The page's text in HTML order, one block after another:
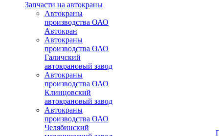
Запчасти на автокраны
Автокраны
производства ОАО
Автокран
Автокраны
производства ОАО
Галичский
автокрановый завод
Автокраны
производства ОАО
Клинцовский
автокрановый завод
Автокраны
производства ОАО
Челябинский